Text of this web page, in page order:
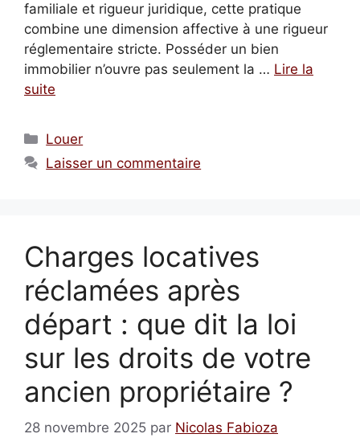
familiale et rigueur juridique, cette pratique
combine une dimension affective à une rigueur
réglementaire stricte. Posséder un bien
immobilier n’ouvre pas seulement la … Lire la
suite
Catégories
Louer
Laisser un commentaire
Charges locatives
réclamées après
départ : que dit la loi
sur les droits de votre
ancien propriétaire ?
28 novembre 2025 par Nicolas Fabioza